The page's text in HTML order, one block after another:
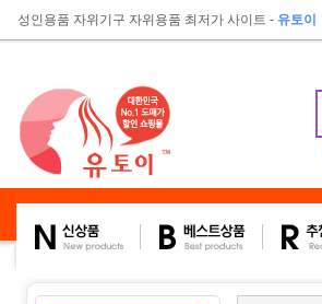
성인용품 자위기구 자위용품 최저가 사이트 - 유토이